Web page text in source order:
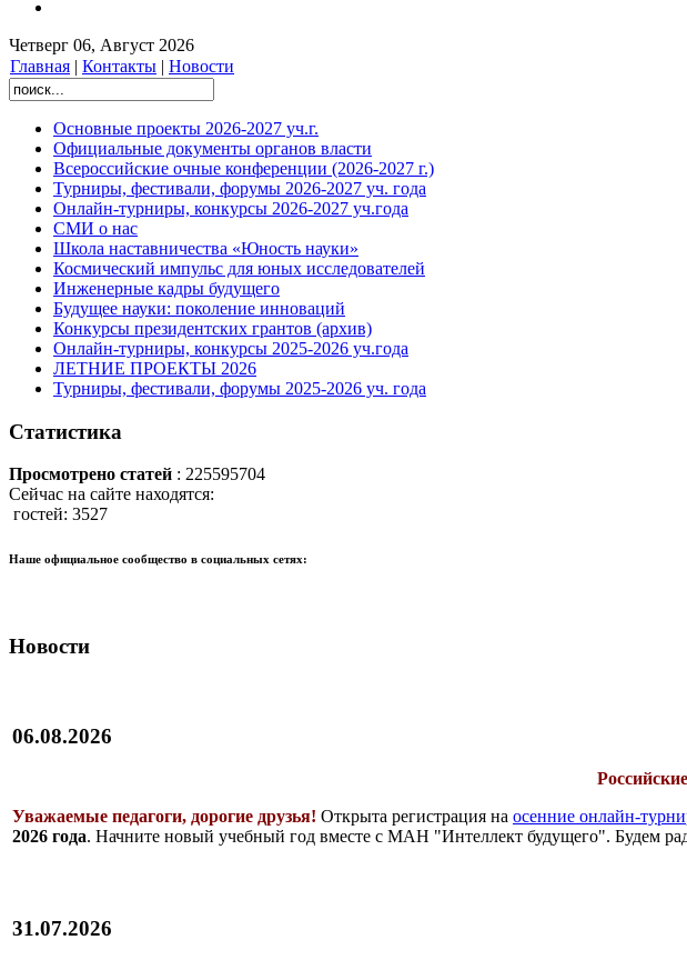
Четверг 06, Август 2026
Главная | Контакты | Новости
Основные проекты 2026-2027 уч.г.
Официальные документы органов власти
Всероссийские очные конференции (2026-2027 г.)
Турниры, фестивали, форумы 2026-2027 уч. года
Онлайн-турниры, конкурсы 2026-2027 уч.года
СМИ о нас
Школа наставничества «Юность науки»
Космический импульс для юных исследователей
Инженерные кадры будущего
Будущее науки: поколение инноваций
Конкурсы президентских грантов (архив)
Онлайн-турниры, конкурсы 2025-2026 уч.года
ЛЕТНИЕ ПРОЕКТЫ 2026
Турниры, фестивали, форумы 2025-2026 уч. года
Статистика
Просмотрено статей : 225595704
Сейчас на сайте находятся:
гостей: 3527
Наше официальное сообщество в социальных сетях:
Новости
06.08.2026
Уважаемые педагоги, дорогие друзья! Открыта регистрация на осенние онлайн-
2026 года. Начните новый учебный год вместе с МАН "Интеллект будущего". Будем
31.07.2026